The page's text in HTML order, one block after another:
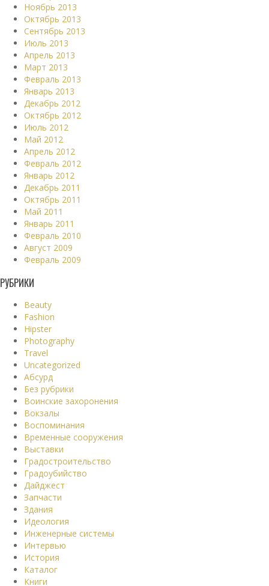
Ноябрь 2013
Октябрь 2013
Сентябрь 2013
Июль 2013
Апрель 2013
Март 2013
Февраль 2013
Январь 2013
Декабрь 2012
Октябрь 2012
Июль 2012
Май 2012
Апрель 2012
Февраль 2012
Январь 2012
Декабрь 2011
Октябрь 2011
Май 2011
Январь 2011
Февраль 2010
Август 2009
Февраль 2009
РУБРИКИ
Beauty
Fashion
Hipster
Photography
Travel
Uncategorized
Абсурд
Без рубрики
Воинские захоронения
Вокзалы
Воспоминания
Временные сооружения
Выставки
Градостроительство
Градоубийство
Дайджест
Запчасти
Здания
Идеология
Инженерные системы
Интервью
История
Каталог
Книги